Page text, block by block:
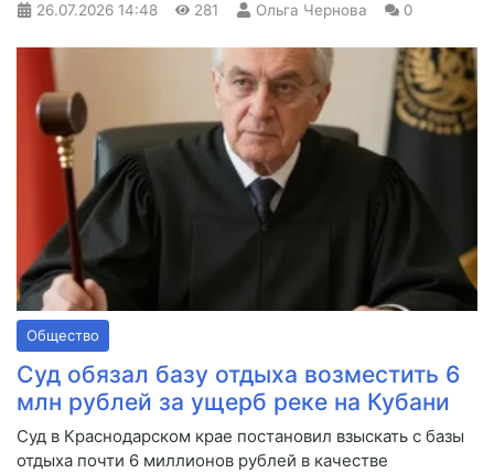
26.07.2026 14:48 281 Ольга Чернова 0
Общество
Суд обязал базу отдыха возместить 6
млн рублей за ущерб реке на Кубани
Суд в Краснодарском крае постановил взыскать с базы
отдыха почти 6 миллионов рублей в качестве